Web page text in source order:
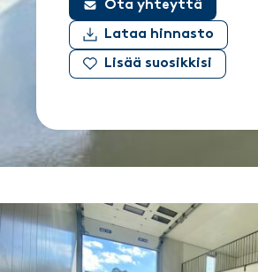
Ota yhteyttä
Lataa hinnasto
Lisää suosikkisi